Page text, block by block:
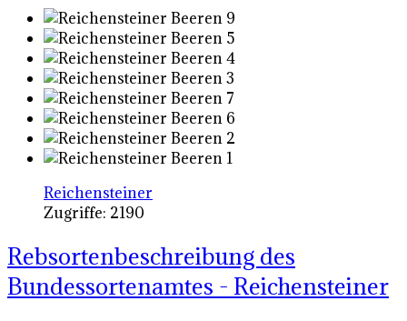
Reichensteiner
Zugriffe: 2190
Rebsortenbeschreibung des
Bundessortenamtes - Reichensteiner